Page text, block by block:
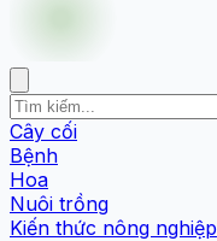
Cây cối
Bệnh
Hoa
Nuôi trồng
Kiến thức nông nghiệp